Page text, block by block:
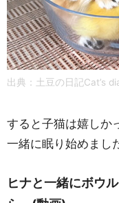
出典：土豆の日記Cat’s
すると子猫は嬉しか
一緒に眠り始めまし
ヒナと一緒にボウ